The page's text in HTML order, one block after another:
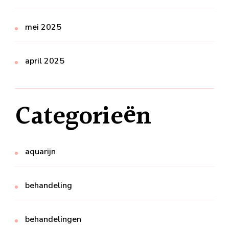
mei 2025
april 2025
Categorieën
aquarijn
behandeling
behandelingen